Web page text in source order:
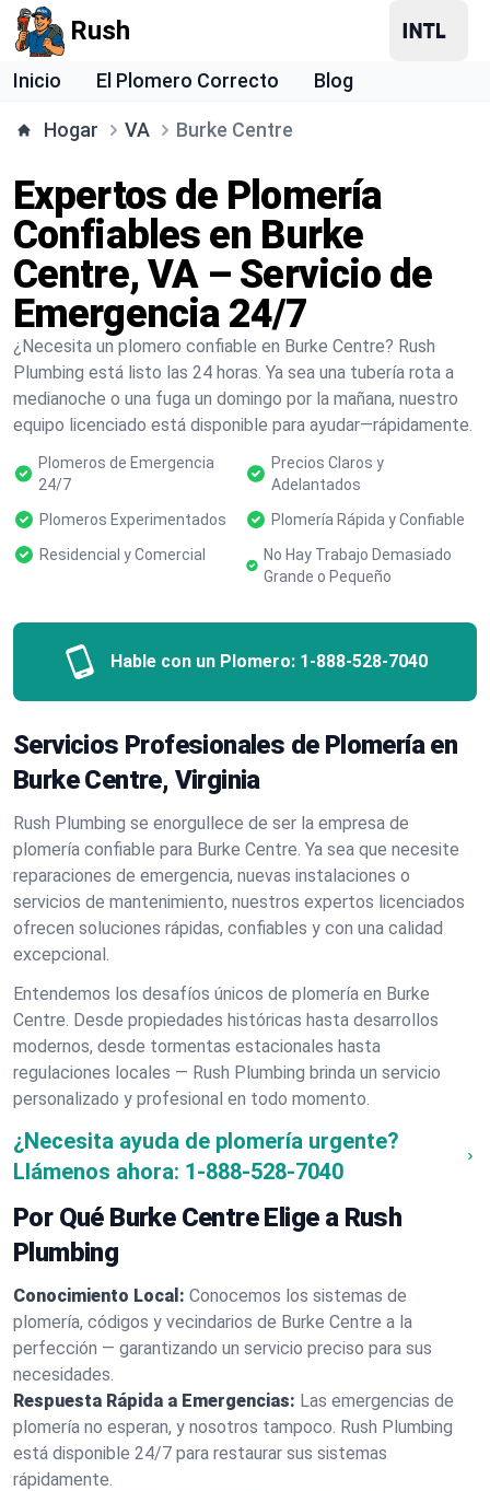
Rush
Inicio El Plomero Correcto Blog
Hogar VA Burke Centre
Expertos de Plomería
Confiables en Burke
Centre, VA – Servicio de
Emergencia 24/7
¿Necesita un plomero confiable en Burke Centre? Rush
Plumbing está listo las 24 horas. Ya sea una tubería rota a
medianoche o una fuga un domingo por la mañana, nuestro
equipo licenciado está disponible para ayudar—rápidamente.
Plomeros de Emergencia
24/7
Precios Claros y
Adelantados
Plomeros Experimentados
Plomería Rápida y Confiable
Residencial y Comercial
No Hay Trabajo Demasiado
Grande o Pequeño
Hable con un Plomero: 1-888-528-7040
Servicios Profesionales de Plomería en
Burke Centre, Virginia
Rush Plumbing se enorgullece de ser la empresa de
plomería confiable para Burke Centre. Ya sea que necesite
reparaciones de emergencia, nuevas instalaciones o
servicios de mantenimiento, nuestros expertos licenciados
ofrecen soluciones rápidas, confiables y con una calidad
excepcional.
Entendemos los desafíos únicos de plomería en Burke
Centre. Desde propiedades históricas hasta desarrollos
modernos, desde tormentas estacionales hasta
regulaciones locales — Rush Plumbing brinda un servicio
personalizado y profesional en todo momento.
¿Necesita ayuda de plomería urgente?
Llámenos ahora: 1-888-528-7040
Por Qué Burke Centre Elige a Rush
Plumbing
Conocimiento Local: Conocemos los sistemas de
plomería, códigos y vecindarios de Burke Centre a la
perfección — garantizando un servicio preciso para sus
necesidades.
Respuesta Rápida a Emergencias: Las emergencias de
plomería no esperan, y nosotros tampoco. Rush Plumbing
está disponible 24/7 para restaurar sus sistemas
rápidamente.